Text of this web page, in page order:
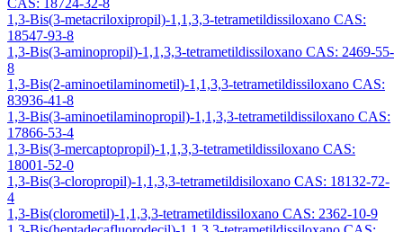
CAS: 18724-32-8
1,3-Bis(3-metacriloxipropil)-1,1,3,3-tetrametildissiloxano CAS:
18547-93-8
1,3-Bis(3-aminopropil)-1,1,3,3-tetrametildissiloxano CAS: 2469-55-
8
1,3-Bis(2-aminoetilaminometil)-1,1,3,3-tetrametildissiloxano CAS:
83936-41-8
1,3-Bis(3-aminoetilaminopropil)-1,1,3,3-tetrametildissiloxano CAS:
17866-53-4
1,3-Bis(3-mercaptopropil)-1,1,3,3-tetrametildissiloxano CAS:
18001-52-0
1,3-Bis(3-cloropropil)-1,1,3,3-tetrametildisiloxano CAS: 18132-72-
4
1,3-Bis(clorometil)-1,1,3,3-tetrametildissiloxano CAS: 2362-10-9